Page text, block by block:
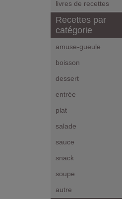
livres de recettes
Recettes par
catégorie
amuse-gueule
boisson
dessert
entrée
plat
salade
sauce
snack
soupe
autre